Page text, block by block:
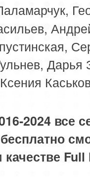
Дарья
2024 все
Full